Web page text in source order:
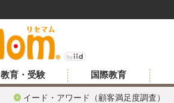
イード・アワード（顧客満足度調査）
教育・受験 国際教育